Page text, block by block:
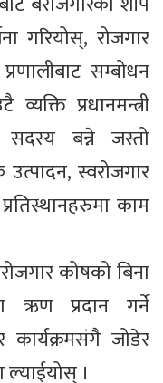
गरियोस्, रोजगार
सम्बोधन
प्रधानमन्त्री
सदस्य बन्ने जस्तो
स्वरोजगार
काम
कोषको बिना
ऋण प्रदान गर्ने
कार्यक्रमसंगै जोडेर
।